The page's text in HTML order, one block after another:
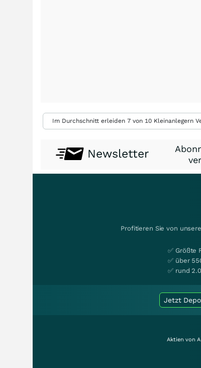
Im Durchschnitt erleiden 7 von 10 Kleinanlegern
Newsletter
Profitieren Sie von
✅ Größte
✅ über
✅ rund
Jetzt
Aktien von